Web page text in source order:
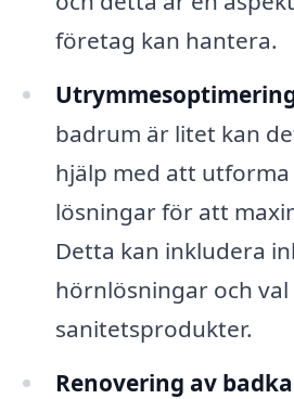
företag kan hantera.
badrum är litet kan
hjälp med att
lösningar för att
Detta kan inkludera
hörnlösningar och
sanitetsprodukter.
Renovering av